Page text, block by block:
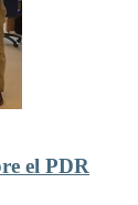
el PDR